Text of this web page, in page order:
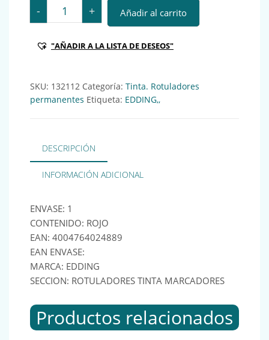
- EDD FRASCO TINTA PERMANENTE 100ML T100
+ Añadir al carrito
"AÑADIR A LA LISTA DE DESEOS"
SKU: 132112 Categoría: Tinta. Rotuladores
permanentes Etiqueta: EDDING,,
DESCRIPCIÓN
INFORMACIÓN ADICIONAL
ENVASE: 1
CONTENIDO: ROJO
EAN: 4004764024889
EAN ENVASE:
MARCA: EDDING
SECCION: ROTULADORES TINTA MARCADORES
Productos relacionados